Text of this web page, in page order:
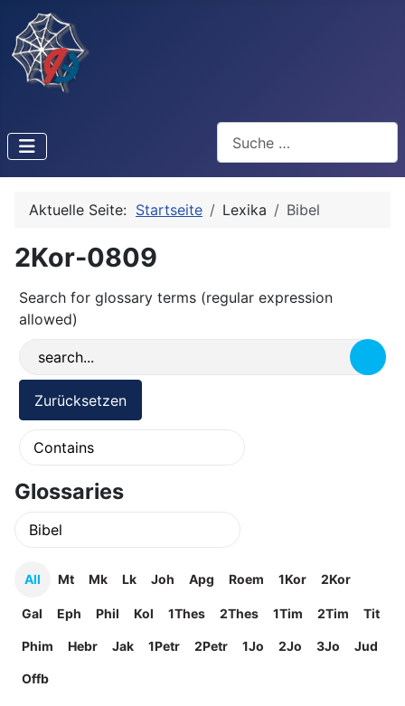
Aktuelle Seite: Startseite Lexika Bibel
2Kor-0809
Search for glossary terms (regular expression
allowed)
Glossaries
All Mt Mk Lk Joh Apg Roem 1Kor 2Kor
Gal Eph Phil Kol 1Thes 2Thes 1Tim 2Tim Tit
Phim Hebr Jak 1Petr 2Petr 1Jo 2Jo 3Jo Jud
Offb